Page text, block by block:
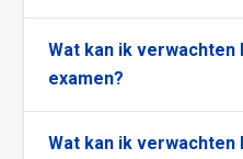
Wat kan ik
examen?
Wat kan ik verwachten